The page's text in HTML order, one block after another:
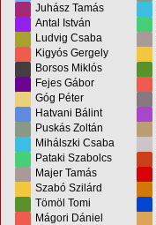
Juhász Tamás
Antal István
Ludvig Csaba
Kigyós Gergely
Borsos Miklós
Fejes Gábor
Góg Péter
Hatvani Bálint
Puskás Zoltán
Mihálszki Csaba
Pataki Szabolcs
Majer Tamás
Szabó Szilárd
Tömöl Tomi
Mágori Dániel